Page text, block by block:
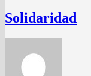
Solidaridad